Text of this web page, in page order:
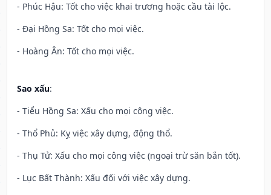
- Phúc Hậu: Tốt cho việc khai trương hoặc cầu tài lộc.
- Đại Hồng Sa: Tốt cho mọi việc.
- Hoàng Ân: Tốt cho mọi việc.
Sao xấu:
- Tiểu Hồng Sa: Xấu cho mọi công việc.
- Thổ Phủ: Kỵ việc xây dựng, động thổ.
- Thụ Tử: Xấu cho mọi công việc (ngoại trừ săn bắn tốt).
- Lục Bất Thành: Xấu đối với việc xây dựng.